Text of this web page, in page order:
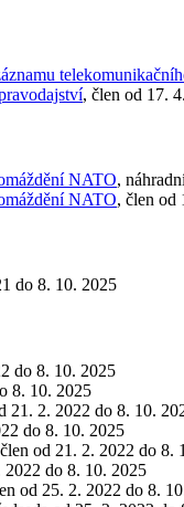
, člen od 17.
NATO,
NATO, člen od
do 8. 10. 2025
do 8. 10. 2025
8. 10. 2025
21. 2. 2022 do 8. 10.
do 8. 10. 2025
od 21. 2. 2022 do 8.
2022 do 8. 10. 2025
od 25. 2. 2022 do 8.